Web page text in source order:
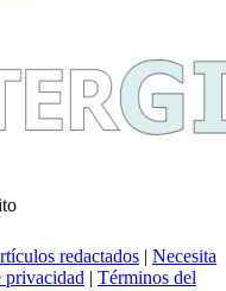
redactados | Necesita
privacidad | Términos del